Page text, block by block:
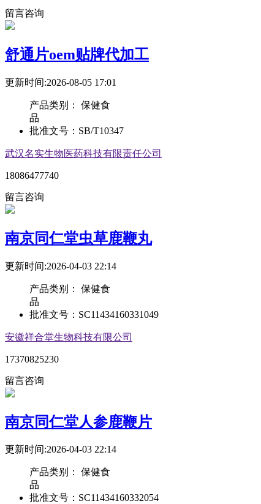
留言咨询
舒通片oem贴牌代加工
更新时间:2026-08-05 17:01
产品类别： 保健食
品
批准文号： SB/T10347
武汉名实生物医药科技有限责任公司
18086477740
留言咨询
南京同仁堂虫草鹿鞭丸
更新时间:2026-04-03 22:14
产品类别： 保健食
品
批准文号： SC11434160331049
安徽祥合堂生物科技有限公司
17370825230
留言咨询
南京同仁堂人参鹿鞭片
更新时间:2026-04-03 22:14
产品类别： 保健食
品
批准文号： SC11434160332054